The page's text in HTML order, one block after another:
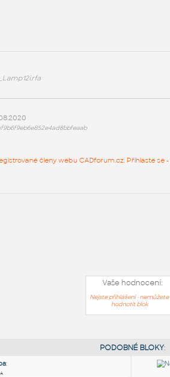
členy webu CADforum.cz. Přihlaste se -
Vaše hodnocení:
Nejste přihlášeni - nemůžete
hodnotit blok